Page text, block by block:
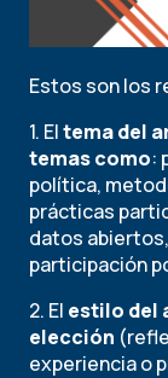
Estos son los
1. Eltema del
temas como:
política,
prácticas
datos
participación
2. El estilo del
elección
experiencia o